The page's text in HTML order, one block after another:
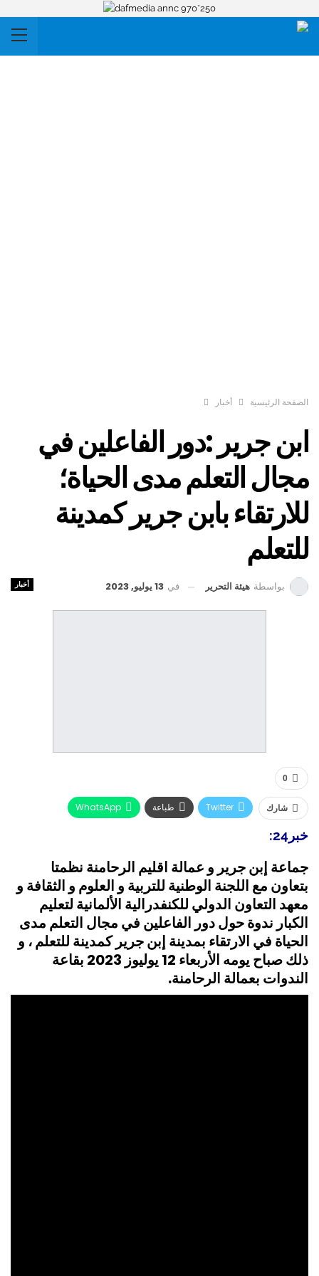
الصفحة الرئيسية أخبار
ابن جرير :دور الفاعلين في
مجال التعلم مدى الحياة؛
للارتقاء بابن جرير كمدينة
للتعلم
أخبار بواسطة هيئة التحرير في 13 يوليو, 2023
0
شارك Twitter طباعة
WhatsApp
خبر24:
جماعة إبن جرير و عمالة اقليم الرحامنة نظمتا
بتعاون مع اللجنة الوطنية للتربية و العلوم و الثقافة و
معهد التعاون الدولي للكنفدرالية الألمانية لتعليم
الكبار ندوة حول دور الفاعلين في مجال التعلم مدى
الحياة في الارتقاء بمدينة إبن جرير كمدينة للتعلم ، و
ذلك صباح يومه الأربعاء 12 يوليوز 2023 بقاعة
الندوات بعمالة الرحامنة.